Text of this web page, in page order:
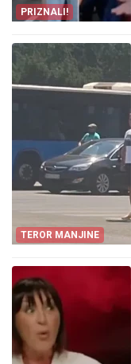
PRIZNALI!
TEROR MANJINE